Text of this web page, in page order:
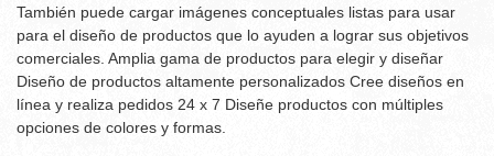
También puede cargar imágenes conceptuales listas para usar
para el diseño de productos que lo ayuden a lograr sus objetivos
comerciales. Amplia gama de productos para elegir y diseñar
Diseño de productos altamente personalizados Cree diseños en
línea y realiza pedidos 24 x 7 Diseñe productos con múltiples
opciones de colores y formas.